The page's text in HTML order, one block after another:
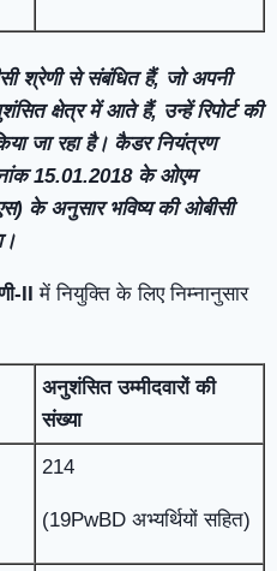
श्रेणी से संबंधित हैं, जो अपनी
क्षेत्र में आते हैं, उन्हें रिपोर्ट की
जा रहा है। कैडर नियंत्रण
15.01.2018 के ओएम
के अनुसार भविष्य की ओबीसी
में नियुक्ति के लिए निम्नानुसार
अनुशंसित उम्मीदवारों की
संख्या
214
(19PwBD अभ्यर्थियों सहित)